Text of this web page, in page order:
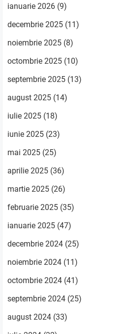
ianuarie 2026 (9)
decembrie 2025 (11)
noiembrie 2025 (8)
octombrie 2025 (10)
septembrie 2025 (13)
august 2025 (14)
iulie 2025 (18)
iunie 2025 (23)
mai 2025 (25)
aprilie 2025 (36)
martie 2025 (26)
februarie 2025 (35)
ianuarie 2025 (47)
decembrie 2024 (25)
noiembrie 2024 (11)
octombrie 2024 (41)
septembrie 2024 (25)
august 2024 (33)